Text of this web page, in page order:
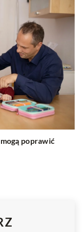
poprawić